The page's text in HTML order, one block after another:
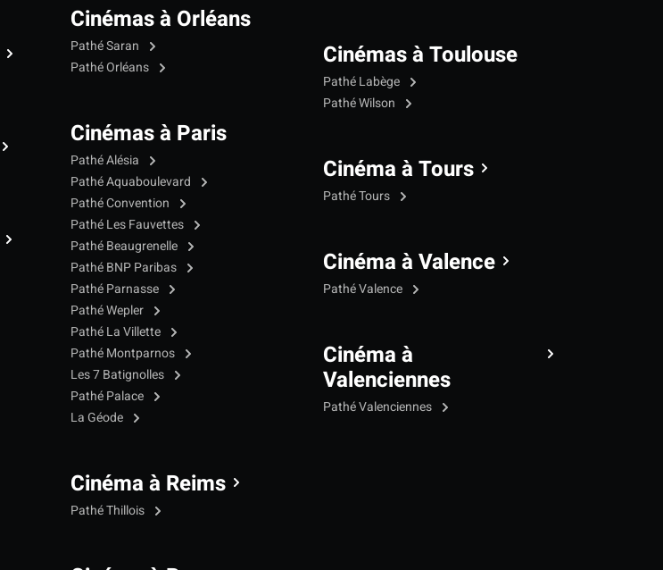
Cinémas à Orléans
Pathé Saran
Pathé Orléans
Cinémas à Paris
Pathé Alésia
Pathé Aquaboulevard
Pathé Convention
Pathé Les Fauvettes
Pathé Beaugrenelle
Pathé BNP Paribas
Pathé Parnasse
Pathé Wepler
Pathé La Villette
Pathé Montparnos
Les 7 Batignolles
Pathé Palace
La Géode
Cinéma à Reims
Pathé Thillois
Cinémas à Toulouse
Pathé Labège
Pathé Wilson
Cinéma à Tours
Pathé Tours
Cinéma à Valence
Pathé Valence
Cinéma à
Valenciennes
Pathé Valenciennes